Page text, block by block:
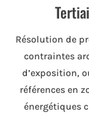
Résolution de
contraintes
d’exposition,
références en
énergétiques